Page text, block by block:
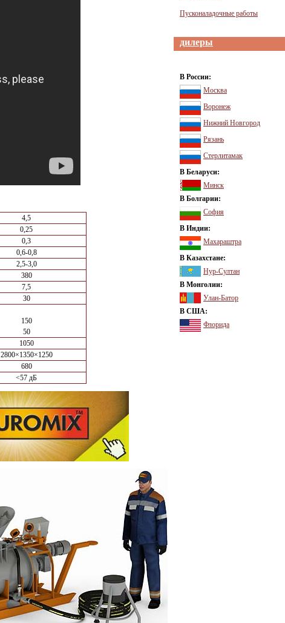
4,5
0,25
0,3
0,6-0,8
2,5-3,0
380
7,5
30
150
50
1050
2800×1350×1250
680
<57 дБ
Пусконаладочные работы
дилеры
В России:
Москва
Воронеж
Нижний Новгород
Рязань
Стерлитамак
В Беларуси:
Минск
В Болгарии:
София
В Индии:
Махараштра
В Казахстане:
Нур-Султан
В Монголии:
Улан-Батор
В США:
Флорида